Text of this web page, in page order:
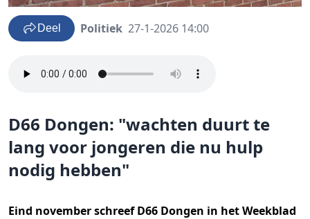
Deel Politiek 27-1-2026 14:00
D66 Dongen: "wachten duurt te
lang voor jongeren die nu hulp
nodig hebben"
Eind november schreef D66 Dongen in het Weekblad